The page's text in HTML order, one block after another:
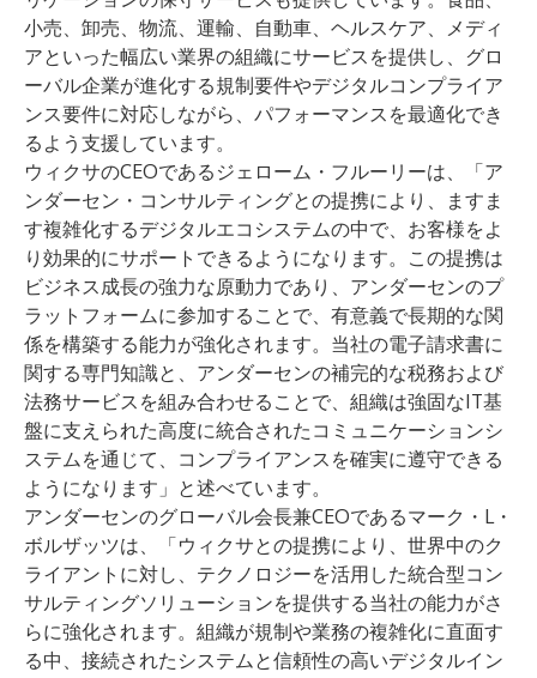
小売、卸売、物流、運輸、自動車、ヘルスケア、メディ
アといった幅広い業界の組織にサービスを提供し、グロ
ーバル企業が進化する規制要件やデジタルコンプライア
ンス要件に対応しながら、パフォーマンスを最適化でき
るよう支援しています。
ウィクサのCEOであるジェローム・フルーリーは、「ア
ンダーセン・コンサルティングとの提携により、ますま
す複雑化するデジタルエコシステムの中で、お客様をよ
り効果的にサポートできるようになります。この提携は
ビジネス成長の強力な原動力であり、アンダーセンのプ
ラットフォームに参加することで、有意義で長期的な関
係を構築する能力が強化されます。当社の電子請求書に
関する専門知識と、アンダーセンの補完的な税務および
法務サービスを組み合わせることで、組織は強固なIT基
盤に支えられた高度に統合されたコミュニケーションシ
ステムを通じて、コンプライアンスを確実に遵守できる
ようになります」と述べています。
アンダーセンのグローバル会長兼CEOであるマーク・L・
ボルザッツは、「ウィクサとの提携により、世界中のク
ライアントに対し、テクノロジーを活用した統合型コン
サルティングソリューションを提供する当社の能力がさ
らに強化されます。組織が規制や業務の複雑化に直面す
る中、接続されたシステムと信頼性の高いデジタルイン